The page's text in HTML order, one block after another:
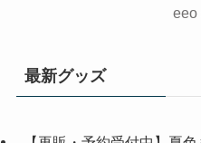
eeo
最新グッズ